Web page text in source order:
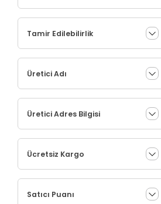
Tamir Edilebilirlik
Üretici Adı
Üretici Adres Bilgisi
Ücretsiz Kargo
Satıcı Puanı